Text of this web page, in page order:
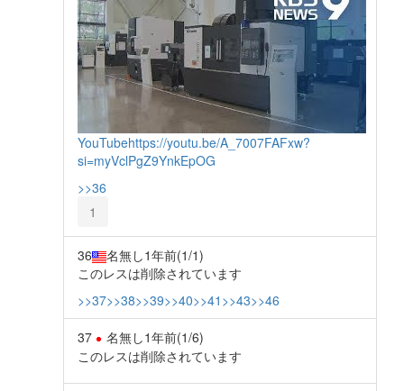
YouTubehttps://youtu.be/A_7007FAFxw?
si=myVclPgZ9YnkEpOG
>>36
1
36 名無し1年前(1/1)
このレスは削除されています
>>37>>38>>39>>40>>41 >>43>>46
37 名無し1年前(1/6)
このレスは削除されています